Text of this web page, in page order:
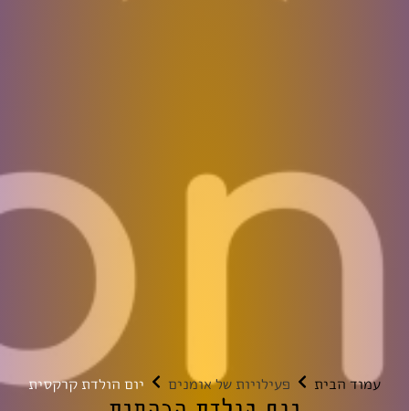
עמוד הבית פעילויות של אומנים יום הולדת קרקסית